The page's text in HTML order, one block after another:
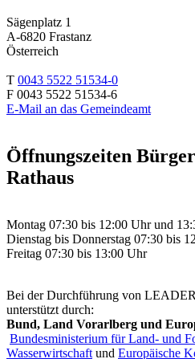
Sägenplatz 1
A-6820 Frastanz
Österreich
T 0043 5522 51534-0
F 0043 5522 51534-6
E-Mail an das Gemeindeamt
Öffnungszeiten
Rathaus
Montag 07:30 bis 12:00 Uhr und
Dienstag bis Donnerstag 07:30 bis
Freitag 07:30 bis 13:00 Uhr
Bei der Durchführung von
unterstützt durch:
Bund, Land Vorarlberg und
Bundesministerium für Land- und
Wasserwirtschaft und Europäische